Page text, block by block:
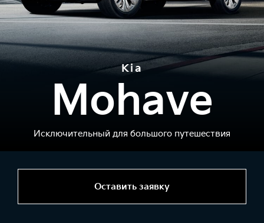
Оставить заявку
Kia
Mohave
Исключительный для большого путешествия